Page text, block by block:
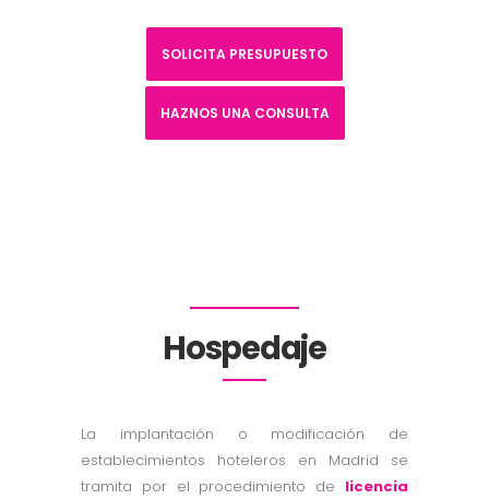
SOLICITA PRESUPUESTO
HAZNOS UNA CONSULTA
Hospedaje
La implantación o modificación de
establecimientos hoteleros en Madrid se
tramita por el procedimiento de licencia